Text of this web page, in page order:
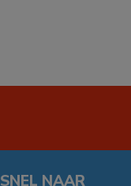
SNEL NAAR